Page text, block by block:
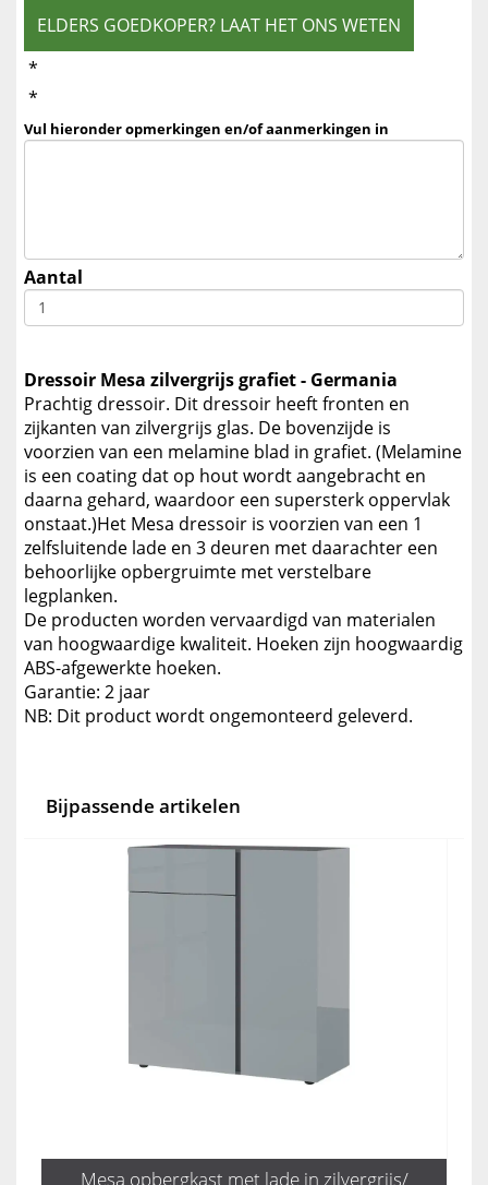
ELDERS GOEDKOPER? LAAT HET ONS WETEN
*
*
Vul hieronder opmerkingen en/of aanmerkingen in
Aantal
Dressoir Mesa zilvergrijs grafiet - Germania
Prachtig dressoir. Dit dressoir heeft fronten en
zijkanten van zilvergrijs glas. De bovenzijde is
voorzien van een melamine blad in grafiet. (Melamine
is een coating dat op hout wordt aangebracht en
daarna gehard, waardoor een supersterk oppervlak
onstaat.)Het Mesa dressoir is voorzien van een 1
zelfsluitende lade en 3 deuren met daarachter een
behoorlijke opbergruimte met verstelbare
legplanken.
De producten worden vervaardigd van materialen
van hoogwaardige kwaliteit. Hoeken zijn hoogwaardig
ABS-afgewerkte hoeken.
Garantie: 2 jaar
NB: Dit product wordt ongemonteerd geleverd.
Bijpassende artikelen
Mesa opbergkast met lade in zilvergrijs/